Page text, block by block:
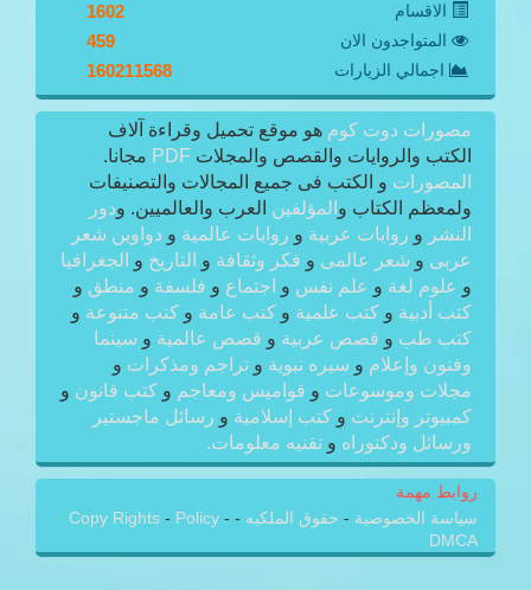
الاقسام 1602
المتواجدون الان 459
اجمالي الزيارات 160211568
مصورات دوت كوم هو موقع تحميل وقراءة آلاف
الكتب والروايات والقصص والمجلات PDF مجانا.
المصورات و الكتب فى جميع المجالات والتصنيفات
ولمعظم الكتاب و المؤلفين العرب والعالميين. ودور
النشر و روايات عربية و روايات عالمية و دواوين شعر
عربى و شعر عالمى و فكر وثقافة و التاريخ و الجغرافيا
و علوم لغة و علم نفس و اجتماع و فلسفة و منطق و
كتب أدبية و كتب علمية و كتب عامة و كتب متنوعة و
كتب طب و قصص عربية و قصص عالمية و سينما
وفنون وإعلام و سيره نبوية و تراجم ومذكرات و
مجلات وموسوعات و قواميس ومعاجم و كتب قانون و
كمبيوتر وإنترنت و كتب إسلامية و رسائل ماجستير
ورسائل ودكتوراه و تقنيه معلومات.
روابط مهمة
سياسة الخصوصية - حقوق الملكيه -
Copy Rights - Policy -
DMCA